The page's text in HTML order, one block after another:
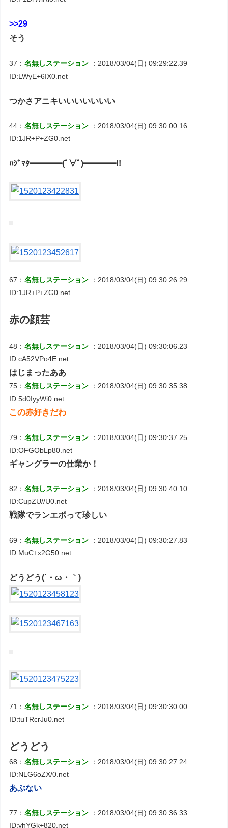
>>29
そう
37：名無しステーション
：2018/03/04(日) 09:29:22.39
ID:LWyE+6IX0.net
つかさアニキいいいいいいい
44：名無しステーション
：2018/03/04(日) 09:30:00.16
ID:1JR+P+ZG0.net
ﾊｼﾞﾏﾀ━━━━(ﾟ∀ﾟ)━━━━!!
67：名無しステーション
：2018/03/04(日) 09:30:26.29
ID:1JR+P+ZG0.net
赤の顔芸
48：名無しステーション
：2018/03/04(日) 09:30:06.23
ID:cA52VPo4E.net
はじまったああ
75：名無しステーション
：2018/03/04(日) 09:30:35.38
ID:5d0IyyWi0.net
この赤好きだわ
79：名無しステーション
：2018/03/04(日) 09:30:37.25
ID:OFGObLp80.net
ギャングラーの仕業か！
82：名無しステーション
：2018/03/04(日) 09:30:40.10
ID:CupZU//U0.net
戦隊でランエボって珍しい
69：名無しステーション
：2018/03/04(日) 09:30:27.83
ID:MuC+x2G50.net
どうどう(´・ω・｀)
71：名無しステーション
：2018/03/04(日) 09:30:30.00
ID:tuTRcrJu0.net
どうどう
68：名無しステーション
：2018/03/04(日) 09:30:27.24
ID:NLG6oZX/0.net
あぶない
77：名無しステーション
：2018/03/04(日) 09:30:36.33
ID:yhYGk+820.net